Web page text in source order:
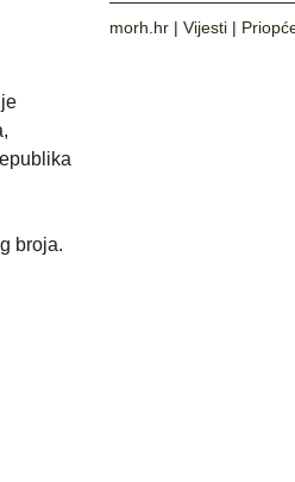
broja.
morh.hr | Vijesti |